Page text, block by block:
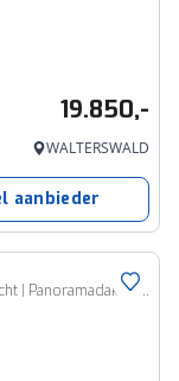
19.850,-
WALTERSWALD
aanbieder
1.6 Connect Edition | Trekhaak | 1500kg Trekgewicht | Panoramadak | Volledig Abd Onderhouden |